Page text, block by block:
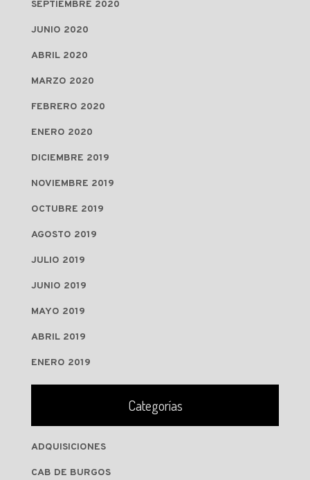
SEPTIEMBRE 2020
JUNIO 2020
ABRIL 2020
MARZO 2020
FEBRERO 2020
ENERO 2020
DICIEMBRE 2019
NOVIEMBRE 2019
OCTUBRE 2019
AGOSTO 2019
JULIO 2019
JUNIO 2019
MAYO 2019
ABRIL 2019
ENERO 2019
Categorías
ADQUISICIONES
CAB DE BURGOS